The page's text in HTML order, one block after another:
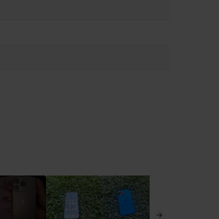
да Ви разсее и да доведе до опасни ситуации
правилата, които забраняват или ограничават